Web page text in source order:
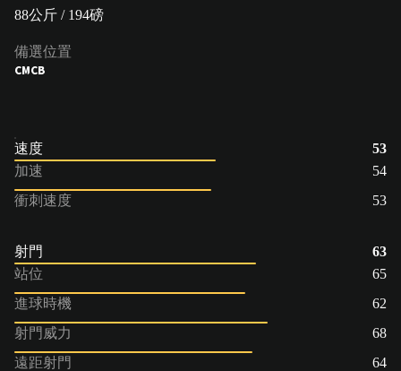
88公斤 / 194磅
備選位置
CMCB
速度
53
加速
54
衝刺速度
53
射門
63
站位
65
進球時機
62
射門威力
68
遠距射門
64